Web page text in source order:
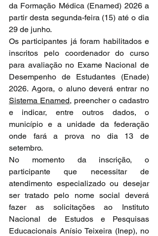
da Formação Médica (Enamed) 2026 a
partir desta segunda-feira (15) até o dia
29 de junho.
Os participantes já foram habilitados e
inscritos pelo coordenador do curso
para avaliação no Exame Nacional de
Desempenho de Estudantes (Enade)
Sistema Enamed, preencher o cadastro
e indicar, entre outros dados, o
município e a unidade da federação
onde fará a prova no dia 13 de
setembro.
No momento da inscrição, o
participante que necessitar de
atendimento especializado ou desejar
ser tratado pelo nome social deverá
fazer as solicitações ao Instituto
Nacional de Estudos e Pesquisas
Educacionais Anísio Teixeira (Inep), no